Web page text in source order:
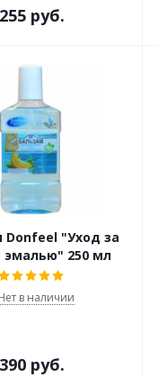
255 руб.
Donfeel "Уход за
эмалью" 250 мл
в наличии
390 руб.